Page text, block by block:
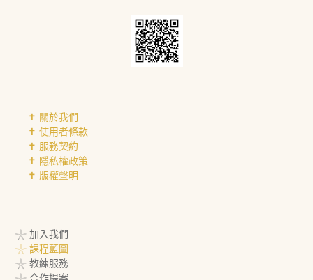
✝︎ 關於我們
✝︎ 使用者條款
✝︎ 服務契約
✝︎ 隱私權政策
✝︎ 版權聲明
𓇼 加入我們
𓇼 課程藍圖
𓇼 教練服務